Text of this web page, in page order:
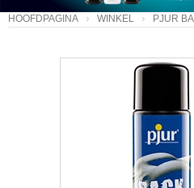
HOOFDPAGINA WINKEL PJUR